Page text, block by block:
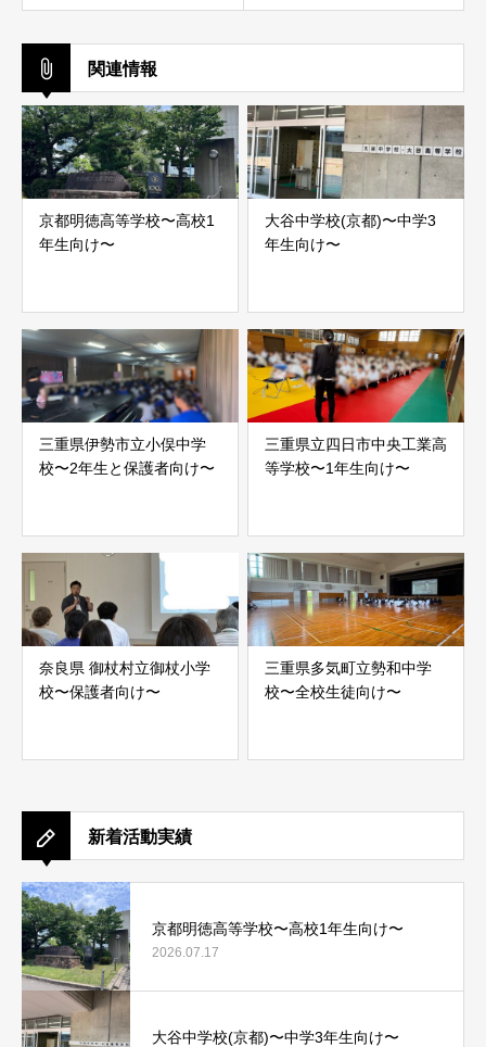
関連情報
京都明徳高等学校〜高校1
年生向け〜
大谷中学校(京都)〜中学3
年生向け〜
三重県伊勢市立小俣中学
校〜2年生と保護者向け〜
三重県立四日市中央工業高
等学校〜1年生向け〜
奈良県 御杖村立御杖小学
校〜保護者向け〜
三重県多気町立勢和中学
校〜全校生徒向け〜
新着活動実績
京都明徳高等学校〜高校1年生向け〜
2026.07.17
大谷中学校(京都)〜中学3年生向け〜